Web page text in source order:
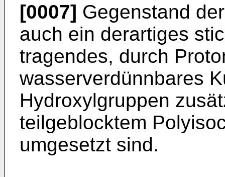
[0007] Gegenstand
auch ein derartiges
tragendes, durch
wasserverdünnbares
Hydroxylgruppen
teilgeblocktem
umgesetzt sind.